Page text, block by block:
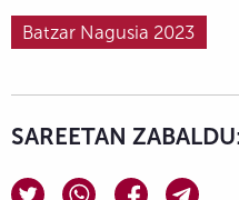
Batzar Nagusia 2023
SAREETAN